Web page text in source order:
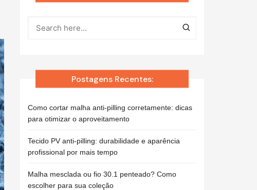
Postagens Recentes:
Como cortar malha anti-pilling corretamente: dicas
para otimizar o aproveitamento
Tecido PV anti-pilling: durabilidade e aparência
profissional por mais tempo
Malha mesclada ou fio 30.1 penteado? Como
escolher para sua coleção